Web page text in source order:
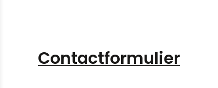
Contactformulier